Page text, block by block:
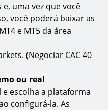
& MT5
tanto no MT4 quanto no
o CAC 40 ao MT4 ou
do CAC 40?
necessário para
uma vez que você
você poderá baixar as
e MT5 da área
(Negociar CAC 40
ou real
escolha a plataforma
configurá-la. As